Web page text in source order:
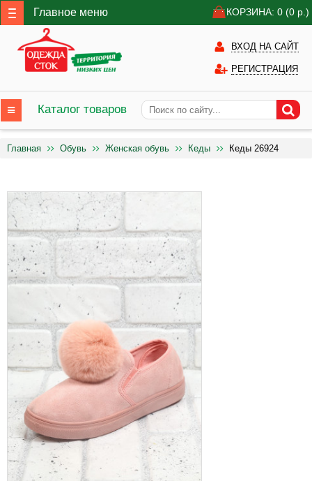
Главное меню КОРЗИНА: 0 (0 р.)
ВХОД НА САЙТ
РЕГИСТРАЦИЯ
Каталог товаров
Главная Обувь Женская обувь Кеды Кеды 26924